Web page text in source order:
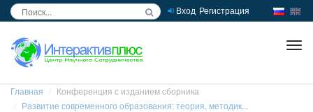
Вход Регистрация
Главная
Конференция с изданием сборника
Развитие современного образования: теория, методик...